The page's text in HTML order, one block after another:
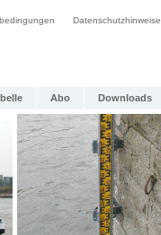
Datenschutzhinweise
Abo Downloads